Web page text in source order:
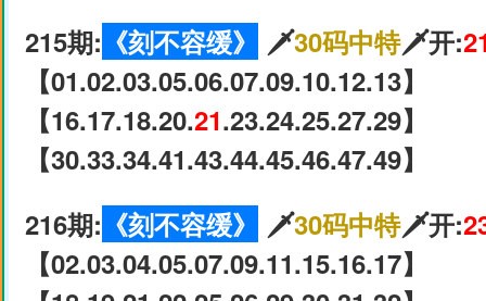
215期: 《刻不容缓》 🗡30码中特🗡开:
【01.02.03.05.06.07.09.10.12.13】
【16.17.18.20.21.23.24.25.27.29】
【30.33.34.41.43.44.45.46.47.49】
216期: 《刻不容缓》 🗡30码中特🗡开:
【02.03.04.05.07.09.11.15.16.17】